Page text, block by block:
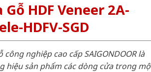
Gỗ HDF Veneer 2A-
HDFV-SGD
công nghiệp cao cấp SAIGONDOOR là
hiệu sản phẩm các dòng cửa trong